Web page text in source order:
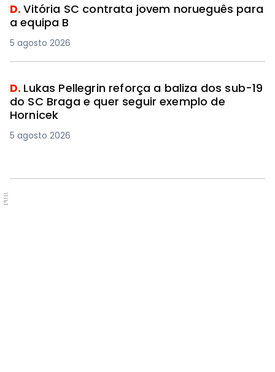
D.Vitória SC contrata jovem norueguês para
a equipa B
5 agosto 2026
D. Lukas Pellegrin reforça a baliza dos sub-19
do SC Braga e quer seguir exemplo de
Hornicek
5 agosto 2026
PUB.